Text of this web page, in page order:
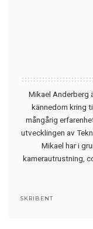
Mikael Anderberg
kännedom kring
mångårig
utvecklingen av
Mikael har i
kamerautrustning,
SKRIBENT